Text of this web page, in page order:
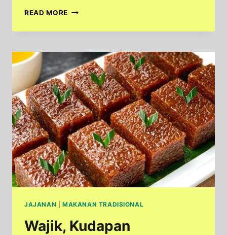
READ MORE SERABI
LEZATNYA
TRADISIONAL
DENGAN
CITA
RASA
KHAS
JAJANAN MAKANAN TRADISIONAL
Wajik, Kudapan